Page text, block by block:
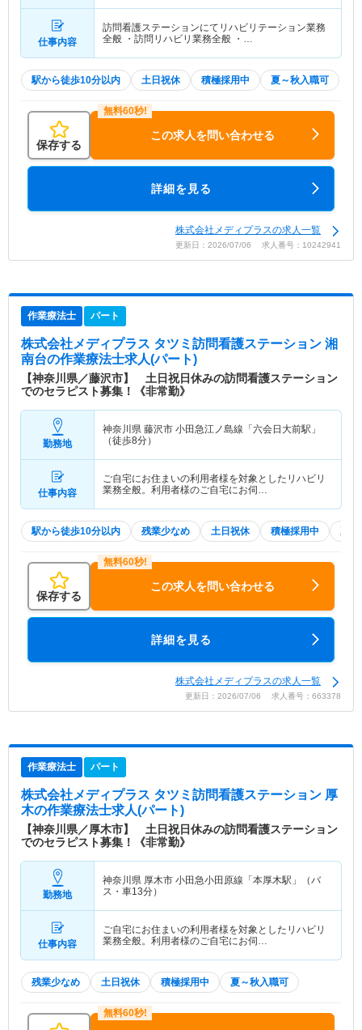
仕事内容
訪問看護ステーションにてリハビリテーション業務
全般 ・訪問リハビリ業務全般 ・…
駅から徒歩10分以内 土日祝休 積極採用中 夏～秋入職可
保存する
この求人を問い合わせる
詳細を見る
株式会社メディプラスの求人一覧
更新日：2026/07/06 求人番号：10242941
作業療法士 パート
株式会社メディプラス タツミ訪問看護ステーション 湘
南台の作業療法士求人(パート)
【神奈川県／藤沢市】 土日祝日休みの訪問看護ステーション
でのセラピスト募集！《非常勤》
勤務地
神奈川県 藤沢市 小田急江ノ島線「六会日大前駅」
（徒歩8分）
仕事内容
ご自宅にお住まいの利用者様を対象としたリハビリ
業務全般。利用者様のご自宅にお伺…
駅から徒歩10分以内 残業少なめ 土日祝休 積極採用中 夏～
保存する
この求人を問い合わせる
詳細を見る
株式会社メディプラスの求人一覧
更新日：2026/07/06 求人番号：663378
作業療法士 パート
株式会社メディプラス タツミ訪問看護ステーション 厚
木の作業療法士求人(パート)
【神奈川県／厚木市】 土日祝日休みの訪問看護ステーション
でのセラピスト募集！《非常勤》
勤務地
神奈川県 厚木市 小田急小田原線「本厚木駅」（バ
ス・車13分）
仕事内容
ご自宅にお住まいの利用者様を対象としたリハビリ
業務全般。利用者様のご自宅にお伺…
残業少なめ 土日祝休 積極採用中 夏～秋入職可